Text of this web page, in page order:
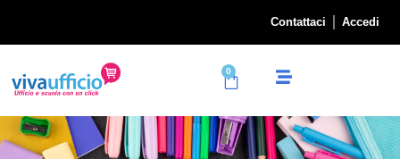
Contattaci Accedi
0